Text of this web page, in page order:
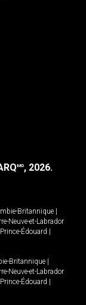
MD, 2026.
Britannique |
Neuve-et-Labrador
Édouard |
Britannique |
Neuve-et-Labrador
Édouard |